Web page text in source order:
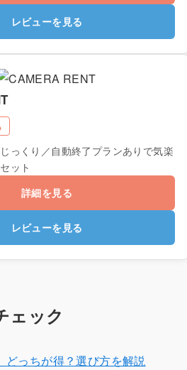
レビューを見る
っくり／自動終了プランありで気楽
ット
詳細を見る
レビューを見る
ェック
どっちが得？選び方を解説